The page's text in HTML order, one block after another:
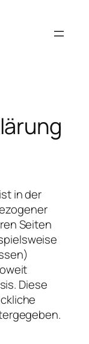
in der
Seiten
Diese